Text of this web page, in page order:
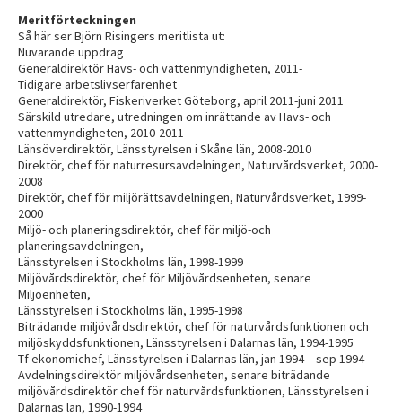
Meritförteckningen
Så här ser Björn Risingers meritlista ut:
Nuvarande uppdrag
Generaldirektör Havs- och vattenmyndigheten, 2011-
Tidigare arbetslivserfarenhet
Generaldirektör, Fiskeriverket Göteborg, april 2011-juni 2011
Särskild utredare, utredningen om inrättande av Havs- och
vattenmyndigheten, 2010-2011
Länsöverdirektör, Länsstyrelsen i Skåne län, 2008-2010
Direktör, chef för naturresursavdelningen, Naturvårdsverket, 2000-
2008
Direktör, chef för miljörättsavdelningen, Naturvårdsverket, 1999-
2000
Miljö- och planeringsdirektör, chef för miljö-och
planeringsavdelningen,
Länsstyrelsen i Stockholms län, 1998-1999
Miljövårdsdirektör, chef för Miljövårdsenheten, senare
Miljöenheten,
Länsstyrelsen i Stockholms län, 1995-1998
Biträdande miljövårdsdirektör, chef för naturvårdsfunktionen och
miljöskyddsfunktionen, Länsstyrelsen i Dalarnas län, 1994-1995
Tf ekonomichef, Länsstyrelsen i Dalarnas län, jan 1994 – sep 1994
Avdelningsdirektör miljövårdsenheten, senare biträdande
miljövårdsdirektör chef för naturvårdsfunktionen, Länsstyrelsen i
Dalarnas län, 1990-1994